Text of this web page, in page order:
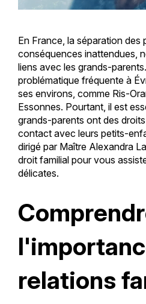
En France, la séparation des
conséquences inattendues,
liens avec les grands-
problématique fréquente à
ses environs, comme Ris-
Essonnes. Pourtant, il est
grands-parents ont des
contact avec leurs petits-
dirigé par Maître Alexandra
droit familial pour vous
délicates.
relations